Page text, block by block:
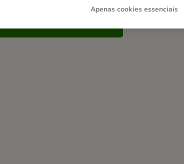
Apenas cookies essenciais